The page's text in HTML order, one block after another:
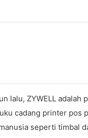
lalu, ZYWELL
cadang printer pos
seperti timbal